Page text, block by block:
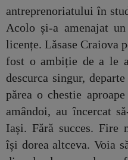
antreprenoriatului în
Acolo și-a amenajat
licențe. Lăsase Craiova
fost o ambiție de a le
descurca singur,
părea o chestie
amândoi, au încercat
Iași. Fără succes. Fire
își dorea altceva. Voia